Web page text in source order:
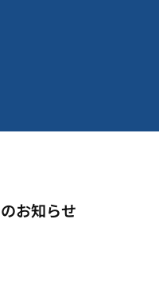
お知らせ